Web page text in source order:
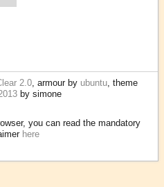
2.0, armour by ubuntu, theme
by simone
you can read the mandatory
here